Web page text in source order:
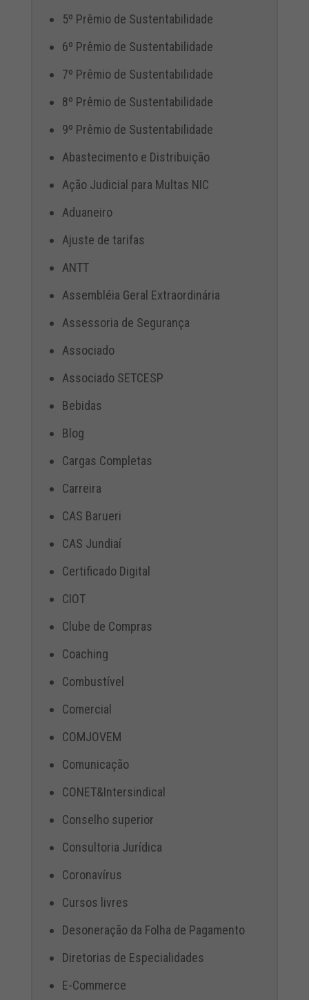
5º Prêmio de Sustentabilidade
6º Prêmio de Sustentabilidade
7º Prêmio de Sustentabilidade
8º Prêmio de Sustentabilidade
9º Prêmio de Sustentabilidade
Abastecimento e Distribuição
Ação Judicial para Multas NIC
Aduaneiro
Ajuste de tarifas
ANTT
Assembléia Geral Extraordinária
Assessoria de Segurança
Associado
Associado SETCESP
Bebidas
Blog
Cargas Completas
Carreira
CAS Barueri
CAS Jundiaí
Certificado Digital
CIOT
Clube de Compras
Coaching
Combustível
Comercial
COMJOVEM
Comunicação
CONET&Intersindical
Conselho superior
Consultoria Jurídica
Coronavírus
Cursos livres
Desoneração da Folha de Pagamento
Diretorias de Especialidades
E-Commerce